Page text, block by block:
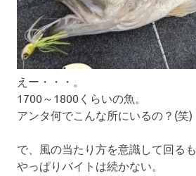
えー・・・。
1700～1800くらいの魚。
アンタ何でこんな所にいるの？(笑)
で、風の当たり方を意識して回るも
やっぱりバイトは続かない。